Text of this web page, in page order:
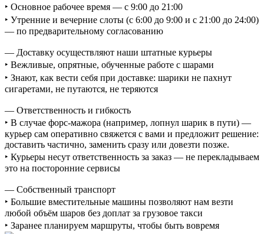
‣ Основное рабочее время — с 9:00 до 21:00
‣ Утренние и вечерние слоты (с 6:00 до 9:00 и с 21:00 до 24:00)
— по предварительному согласованию
— Доставку осуществляют наши штатные курьеры
‣ Вежливые, опрятные, обученные работе с шарами
‣ Знают, как вести себя при доставке: шарики не пахнут
сигаретами, не путаются, не теряются
— Ответственность и гибкость
‣ В случае форс-мажора (например, лопнул шарик в пути) —
курьер сам оперативно свяжется с вами и предложит решение:
доставить частично, заменить сразу или довезти позже.
‣ Курьеры несут ответственность за заказ — не перекладываем
это на посторонние сервисы
— Собственный транспорт
‣ Большие вместительные машины позволяют нам везти
любой объём шаров без доплат за грузовое такси
‣ Заранее планируем маршруты, чтобы быть вовремя